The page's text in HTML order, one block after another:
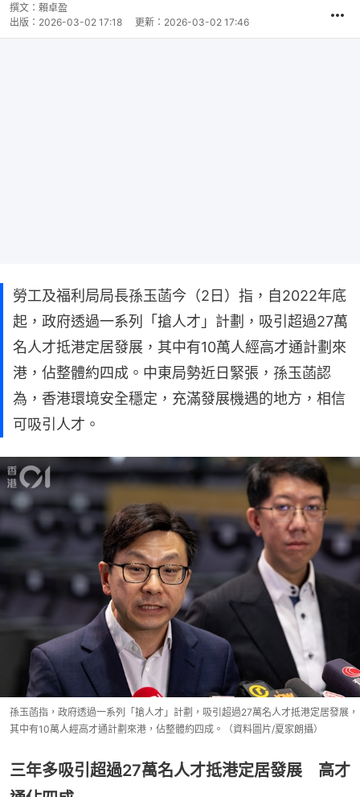
撰文： 賴卓盈
出版： 2026-03-02 17:18 更新： 2026-03-02 17:46
勞工及福利局局長孫玉菡今（2日）指，自2022年底
起，政府透過一系列「搶人才」計劃，吸引超過27萬
名人才抵港定居發展，其中有10萬人經高才通計劃來
港，佔整體約四成。中東局勢近日緊張，孫玉菡認
為，香港環境安全穩定，充滿發展機遇的地方，相信
可吸引人才。
孫玉菡指，政府透過一系列「搶人才」計劃，吸引超過27萬名人才抵港定居發展，
其中有10萬人經高才通計劃來港，佔整體約四成。（資料圖片/夏家朗攝）
三年多吸引超過27萬名人才抵港定居發展 高才